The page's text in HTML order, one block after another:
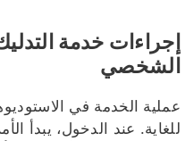
إجراءات خدمة
الشخصي
عملية الخدمة في
للغاية. عند الدخول، يبدأ